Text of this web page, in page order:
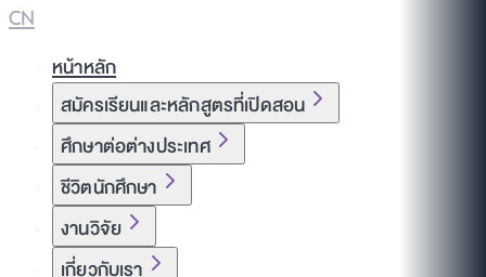
CN
หน้าหลัก
สมัครเรียนและหลักสูตรที่เปิดสอน
ศึกษาต่อต่างประเทศ
ชีวิตนักศึกษา
งานวิจัย
เกี่ยวกับเรา